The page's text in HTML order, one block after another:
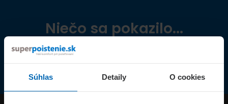
Súhlas Detaily O cookies
Niečo sa pokazilo...
Přejít na úvodní stránku